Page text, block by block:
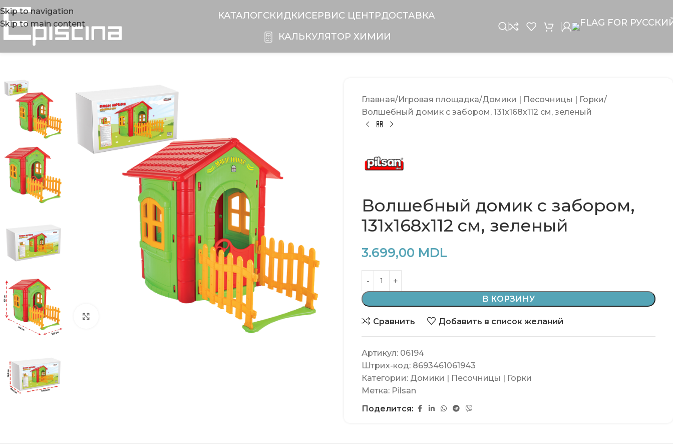
Skip to navigation
Skip to main content
КАТАЛОГСКИДКИCЕРВИС ЦЕНТРДОСТАВКА
КАЛЬКУЛЯТОР ХИМИИ
Главная Игровая площадка Домики | Песочницы | Горки
Волшебный домик с забором, 131x168x112 см, зеленый
Волшебный домик с забором,
131x168x112 см, зеленый
3.699,00 MDL
В КОРЗИНУ
Сравнить Добавить в список желаний
Артикул: 06194
Штрих-код: 8693461061943
Категории: Домики | Песочницы | Горки
Метка: Pilsan
Поделится: